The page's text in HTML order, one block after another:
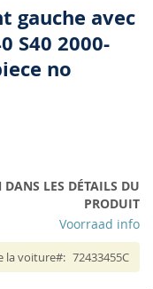
gauche avec
S40 2000-
no
LES DÉTAILS DU
PRODUIT
Voorraad info
la voiture 72433455C